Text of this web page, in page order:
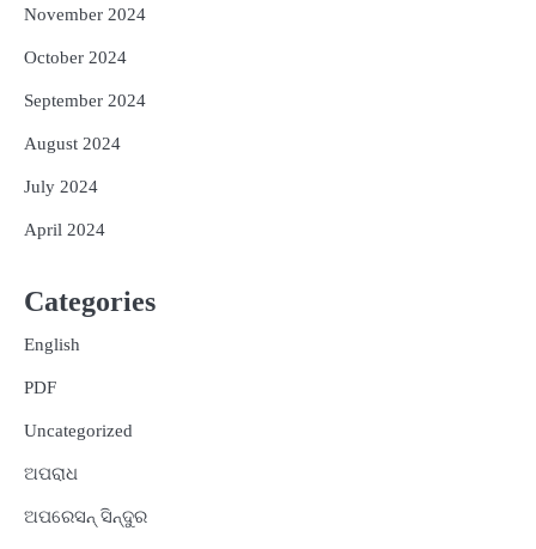
November 2024
October 2024
September 2024
August 2024
July 2024
April 2024
Categories
English
PDF
Uncategorized
ଅପରାଧ
ଅପରେସନ୍ ସିନ୍ଦୁର